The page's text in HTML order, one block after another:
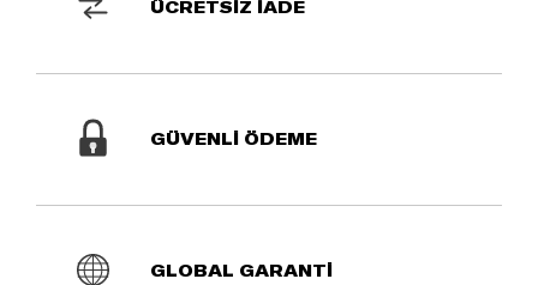
ÜCRETSİZ İADE
GÜVENLİ ÖDEME
GLOBAL GARANTİ